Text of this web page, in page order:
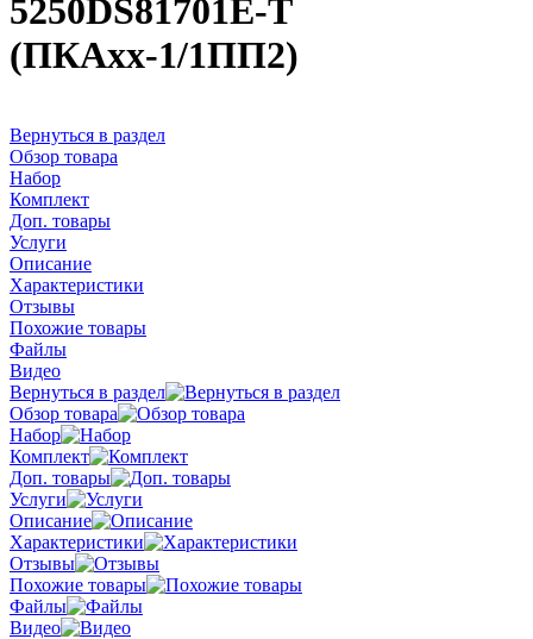
5250DS81701E-T
(ПКАхх-1/1ПП2)
Вернуться в раздел
Обзор товара
Набор
Комплект
Доп. товары
Услуги
Описание
Характеристики
Отзывы
Похожие товары
Файлы
Видео
Вернуться в раздел
Обзор товара
Набор
Комплект
Доп. товары
Услуги
Описание
Характеристики
Отзывы
Похожие товары
Файлы
Видео